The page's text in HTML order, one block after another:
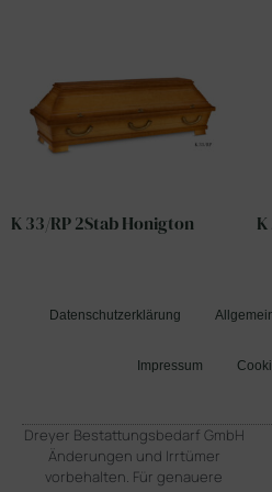
K 33/RP 2Stab Honigton
Datenschutzerklärung
Impressum
Dreyer Bestattungsbedarf GmbH
Änderungen und Irrtümer
vorbehalten. Für genauere